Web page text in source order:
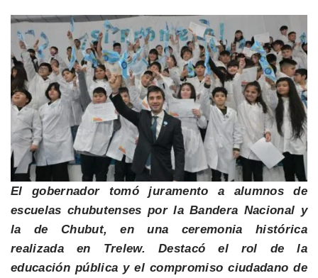
El gobernador tomó juramento a alumnos de
escuelas chubutenses por la Bandera Nacional y
la de Chubut, en una ceremonia histórica
realizada en Trelew. Destacó el rol de la
educación pública y el compromiso ciudadano de